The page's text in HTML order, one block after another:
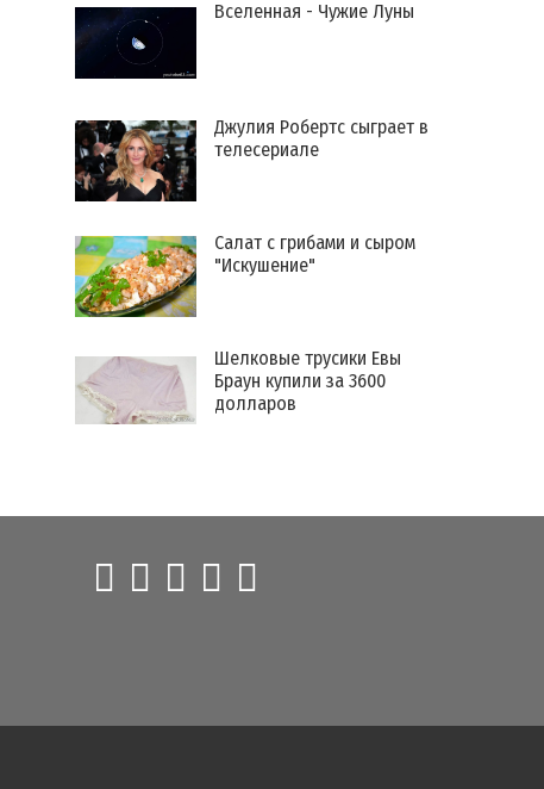
Вселенная - Чужие Луны
Джулия Робертс сыграет в
телесериале
Салат с грибами и сыром
"Искушение"
Шелковые трусики Евы
Браун купили за 3600
долларов